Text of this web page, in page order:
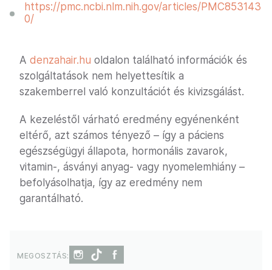
https://pmc.ncbi.nlm.nih.gov/articles/PMC853143
0/
A denzahair.hu oldalon található információk és
szolgáltatások nem helyettesítik a
szakemberrel való konzultációt és kivizsgálást.
A kezeléstől várható eredmény egyénenként
eltérő, azt számos tényező – így a páciens
egészségügyi állapota, hormonális zavarok,
vitamin-, ásványi anyag- vagy nyomelemhiány –
befolyásolhatja, így az eredmény nem
garantálható.
MEGOSZTÁS: